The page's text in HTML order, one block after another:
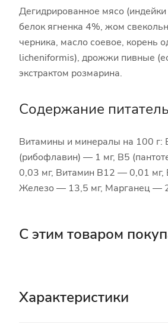
Дегидрированное мясо
белок ягненка 4%, жом
черника, масло соевое, корень
licheniformis), дрожжи пивные
экстрактом розмарина.
Содержание
Витамины и минералы на 100
(рибофлавин) — 1 мг, В5
0,03 мг, Витамин В12 — 0,01
Железо — 13,5 мг, Марганец —
С этим товаром
Характеристики